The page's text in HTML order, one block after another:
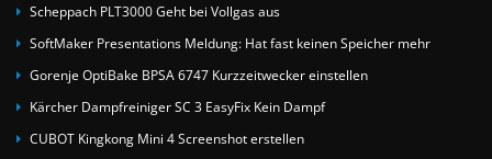
Scheppach PLT3000 Geht bei Vollgas aus
SoftMaker Presentations Meldung: Hat fast keinen Speicher mehr
Gorenje OptiBake BPSA 6747 Kurzzeitwecker einstellen
Kärcher Dampfreiniger SC 3 EasyFix Kein Dampf
CUBOT Kingkong Mini 4 Screenshot erstellen